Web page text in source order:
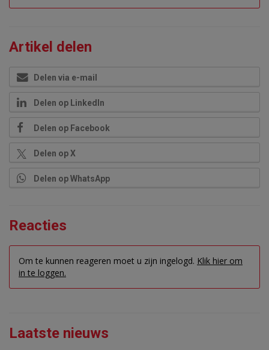
Artikel delen
Delen via e-mail
Delen op LinkedIn
Delen op Facebook
Delen op X
Delen op WhatsApp
Reacties
Om te kunnen reageren moet u zijn ingelogd. Klik hier om
in te loggen.
Laatste nieuws